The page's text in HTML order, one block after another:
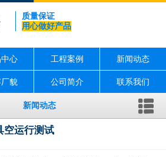
质量保证
用心做好产品
心 工程案例 新闻动态
貌 公司简介 联系我们
新闻动态
空运行测试